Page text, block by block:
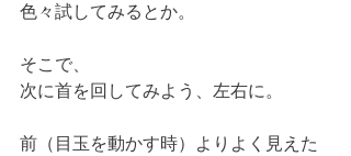
色々試してみるとか。
そこで、
次に首を回してみよう、左右に。
前（目玉を動かす時）よりよく見えた